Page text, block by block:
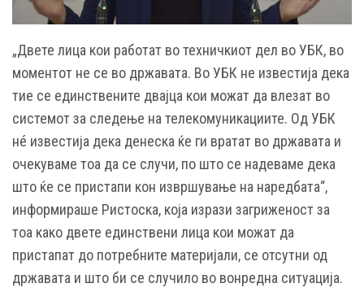
„Двете лица кои работат во техничкиот дел во УБК, во
моментот не се во државата. Во УБК не известија дека
тие се единствените двајца кои можат да влезат во
системот за следење на телекомуникациите. Од УБК
нé известија дека денеска ќе ги вратат во државата и
очекуваме тоа да се случи, по што се надеваме дека
што ќе се пристапи кон извршување на наредбата“,
информираше Ристоска, која изрази загриженост за
тоа како двете единствени лица кои можат да
пристапат до потребните материјали, се отсутни од
државата и што би се случило во вонредна ситуација.